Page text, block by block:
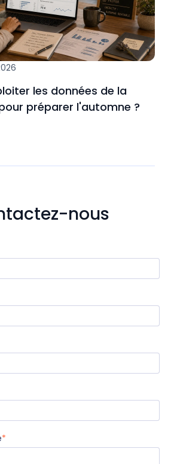
les données de la
préparer l'automne ?
nous
*